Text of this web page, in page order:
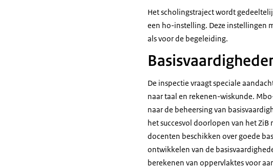
Het scholingstraject wordt
een ho-instelling. Deze instellingen
als voor de begeleiding.
De inspectie vraagt speciale
naar taal en rekenen-wiskunde.
naar de beheersing van
het succesvol doorlopen van het
docenten beschikken over goede
ontwikkelen van de
berekenen van oppervlaktes voor